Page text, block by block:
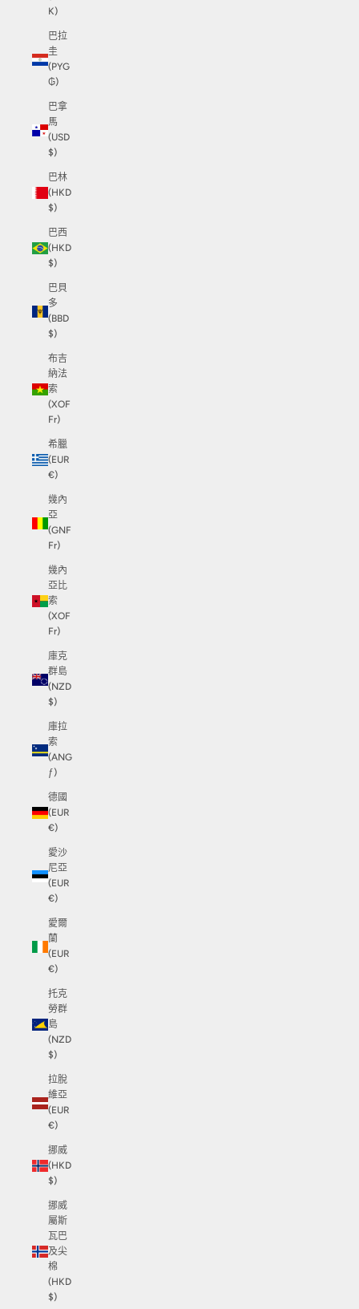
K)
巴拉
圭
(PYG
₲)
巴拿
馬
(USD
$)
巴林
(HKD
$)
巴西
(HKD
$)
巴貝
多
(BBD
$)
布吉
納法
索
(XOF
Fr)
希臘
(EUR
€)
幾內
亞
(GNF
Fr)
幾內
亞比
索
(XOF
Fr)
庫克
群島
(NZD
$)
庫拉
索
(ANG
ƒ)
德國
(EUR
€)
愛沙
尼亞
(EUR
€)
愛爾
蘭
(EUR
€)
托克
勞群
島
(NZD
$)
拉脫
維亞
(EUR
€)
挪威
(HKD
$)
挪威
屬斯
瓦巴
及尖
棉
(HKD
$)